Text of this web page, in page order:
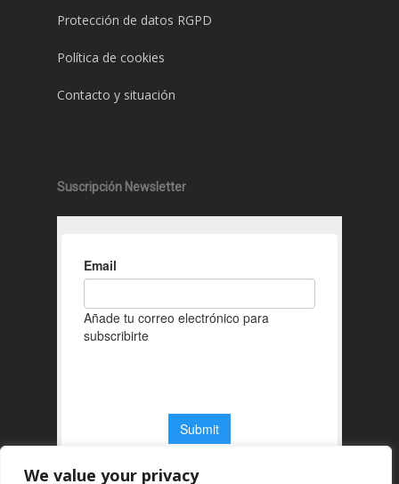
We value your privacy
Protección de datos RGPD
Política de cookies
Contacto y situación
Suscripción Newsletter